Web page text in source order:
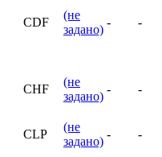
CDF
(не
задано)
- -
CHF
(не
задано)
- -
CLP
(не
задано)
- -